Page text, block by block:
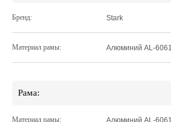
Бренд: Stark
Материал рамы: Алюминий AL-6061
Рама:
Материал рамы: Алюминий AL-6061